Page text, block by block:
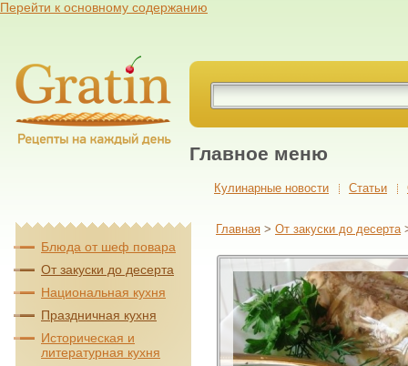
Перейти к основному содержанию
Главное меню
Кулинарные новости Cтатьи
Главная > От закуски до десерта
Блюда от шеф повара
От закуски до десерта
Национальная кухня
Праздничная кухня
Историческая и
литературная кухня